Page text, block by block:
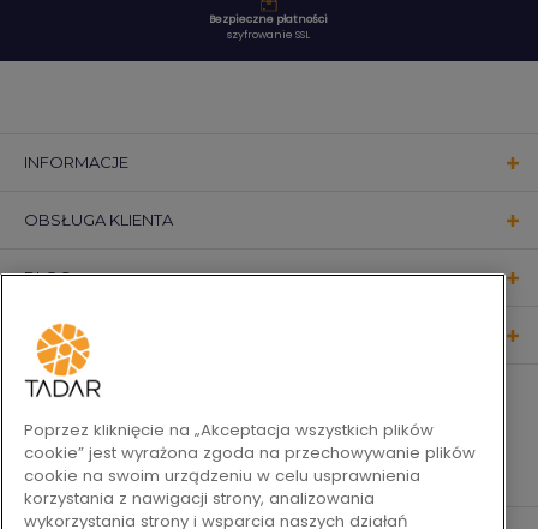
Bezpieczne płatności
szyfrowanie SSL
INFORMACJE
OBSŁUGA KLIENTA
BLOG
KONTAKT
Poprzez kliknięcie na „Akceptacja wszystkich plików
cookie” jest wyrażona zgoda na przechowywanie plików
cookie na swoim urządzeniu w celu usprawnienia
korzystania z nawigacji strony, analizowania
wykorzystania strony i wsparcia naszych działań